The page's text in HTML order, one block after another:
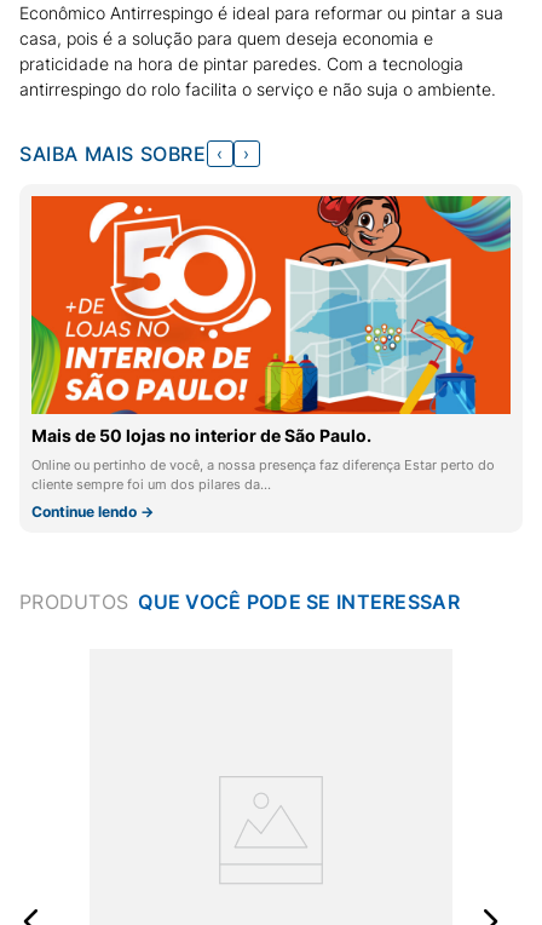
Econômico Antirrespingo é ideal para reformar ou pintar a sua
casa, pois é a solução para quem deseja economia e
praticidade na hora de pintar paredes. Com a tecnologia
antirrespingo do rolo facilita o serviço e não suja o ambiente.
SAIBA MAIS SOBRE ‹ ›
Mais de 50 lojas no interior de São Paulo.
Online ou pertinho de você, a nossa presença faz diferença Estar perto do
cliente sempre foi um dos pilares da…
Continue lendo →
PRODUTOS